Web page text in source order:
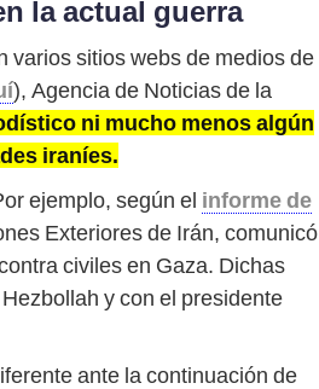
la actual guerra
varios sitios webs de medios de
), Agencia de Noticias de la
ni mucho menos algún
iraníes.
ejemplo, según el informe de
Exteriores de Irán, comunicó
civiles en Gaza. Dichas
y con el presidente
ante la continuación de